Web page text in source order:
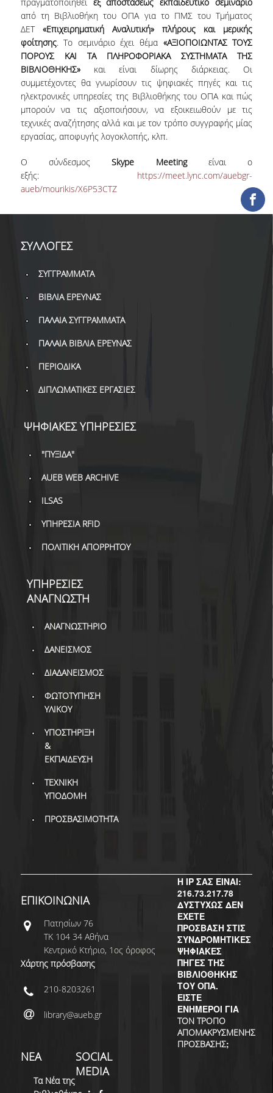
ΕΡΓΑ ΑΝΑΠΤΥΞΗΣ
ΣΥΛΛΟΓΕΣ
ΕΝΤΥΠΕΣ ΣΥΛΛΟΓΕΣ
ΨΗΦΙΑΚΕΣ ΠΗΓΕΣ
ΚΕΝΤΡΑ ΤΕΚΜΗΡΙΩΣΗΣ
ΟΟΣΑ
ΜΟ.ΔΙ.Π.Α.Β.
ΕΠΙΣΤΗΜΟΝΙΚΗ
ΕΠΙΚΟΙΝΩΝΗΣΗ
από τη Βιβλιοθήκη του ΟΠΑ για το ΠΜΣ του Τμήματος
ΔΕΤ «Επιχειρηματική Αναλυτική» πλήρους και μερικής
φοίτησης. Το σεμινάριο έχει θέμα «ΑΞΙΟΠΟΙΩΝΤΑΣ ΤΟΥΣ
ΠΟΡΟΥΣ ΚΑΙ ΤΑ ΠΛΗΡΟΦΟΡΙΑΚΑ ΣΥΣΤΗΜΑΤΑ ΤΗΣ
ΒΙΒΛΙΟΘΗΚΗΣ»και είναι δίωρης διάρκειας. Οι
συμμετέχοντες θα γνωρίσουν τις ψηφιακές πηγές και τις
ηλεκτρονικές υπηρεσίες της Βιβλιοθήκης του ΟΠΑ και πώς
μπορούν να τις αξιοποιήσουν, να εξοικειωθούν με τις
τεχνικές αναζήτησης αλλά και με τον τρόπο συγγραφής μίας
εργασίας, αποφυγής λογοκλοπής, κλπ.
Ο σύνδεσμοςSkype Meetingείναι ο
εξής: https://meet.lync.com/auebgr-
aueb/mourikis/X6P53CTZ
ΣΥΛΛΟΓΕΣ
ΣΥΓΓΡΑΜΜΑΤΑ
ΒΙΒΛΙΑ ΕΡΕΥΝΑΣ
ΠΑΛΑΙΑ ΣΥΓΓΡΑΜΜΑΤΑ
ΠΑΛΑΙΑ ΒΙΒΛΙΑ ΕΡΕΥΝΑΣ
ΠΕΡΙΟΔΙΚΑ
ΔΙΠΛΩΜΑΤΙΚΕΣ ΕΡΓΑΣΙΕΣ
ΨΗΦΙΑΚΕΣ ΥΠΗΡΕΣΙΕΣ
"ΠΥΞΙΔΑ"
AUEB WEB ARCHIVE
ILSAS
ΥΠΗΡΕΣΙΑ RFID
ΠΟΛΙΤΙΚΗ ΑΠΟΡΡΗΤΟΥ
ΥΠΗΡΕΣΙΕΣ
ΑΝΑΓΝΩΣΤΗ
ΑΝΑΓΝΩΣΤΗΡΙΟ
ΔΑΝΕΙΣΜΟΣ
ΔΙΑΔΑΝΕΙΣΜΟΣ
ΦΩΤΟΤΥΠΗΣΗ
ΥΛΙΚΟΥ
ΥΠΟΣΤΗΡΙΞΗ
&
ΕΚΠΑΙΔΕΥΣΗ
ΤΕΧΝΙΚΗ
ΥΠΟΔΟΜΗ
ΠΡΟΣΒΑΣΙΜΟΤΗΤΑ
Η IP ΣΑΣ ΕΙΝΑΙ:
216.73.217.78
ΔΥΣΤΥΧΩΣ ΔΕΝ
ΕΧΕΤΕ
ΠΡΟΣΒΑΣΗ ΣΤΙΣ
ΣΥΝΔΡΟΜΗΤΙΚΕΣ
ΨΗΦΙΑΚΕΣ
ΠΗΓΕΣ ΤΗΣ
ΒΙΒΛΙΟΘΗΚΗΣ
ΤΟΥ ΟΠΑ.
ΕΙΣΤΕ
ΕΝΗΜΕΡΟΙ ΓΙΑ
ΤΟΝ ΤΡΟΠΟ
ΑΠΟΜΑΚΡΥΣΜΕΝΗΣ
ΠΡΟΣΒΑΣΗΣ;
ΕΠΙΚΟΙΝΩΝΙΑ
Πατησίων 76
ΤΚ 104 34 Αθήνα
Κεντρικό Κτήριο, 1ος όροφος
Χάρτης πρόσβασης
210-8203261
library@aueb.gr
ΝΕΑ
Τα Νέα της
SOCIAL
MEDIA